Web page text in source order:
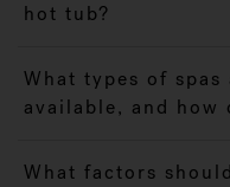
hot tub?
What types of
available, and how
What factors